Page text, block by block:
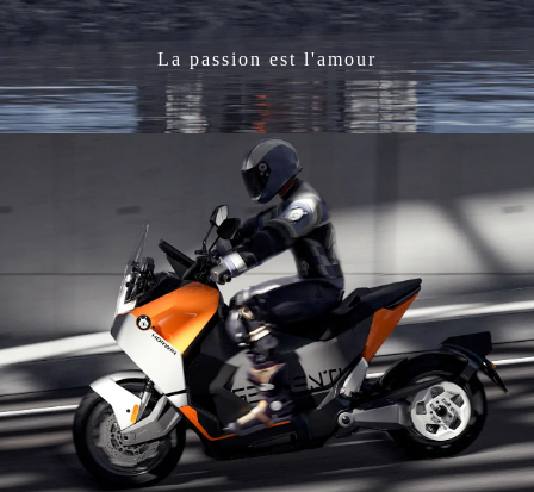
La passion est l'amour